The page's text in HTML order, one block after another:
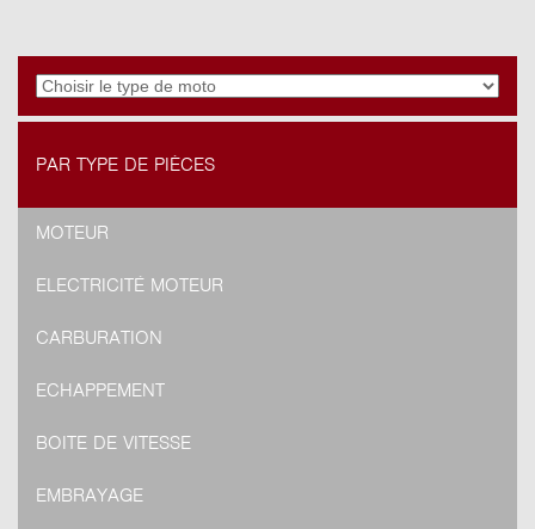
PAR TYPE DE PIÈCES
MOTEUR
ELECTRICITÉ MOTEUR
CARBURATION
ECHAPPEMENT
BOITE DE VITESSE
EMBRAYAGE